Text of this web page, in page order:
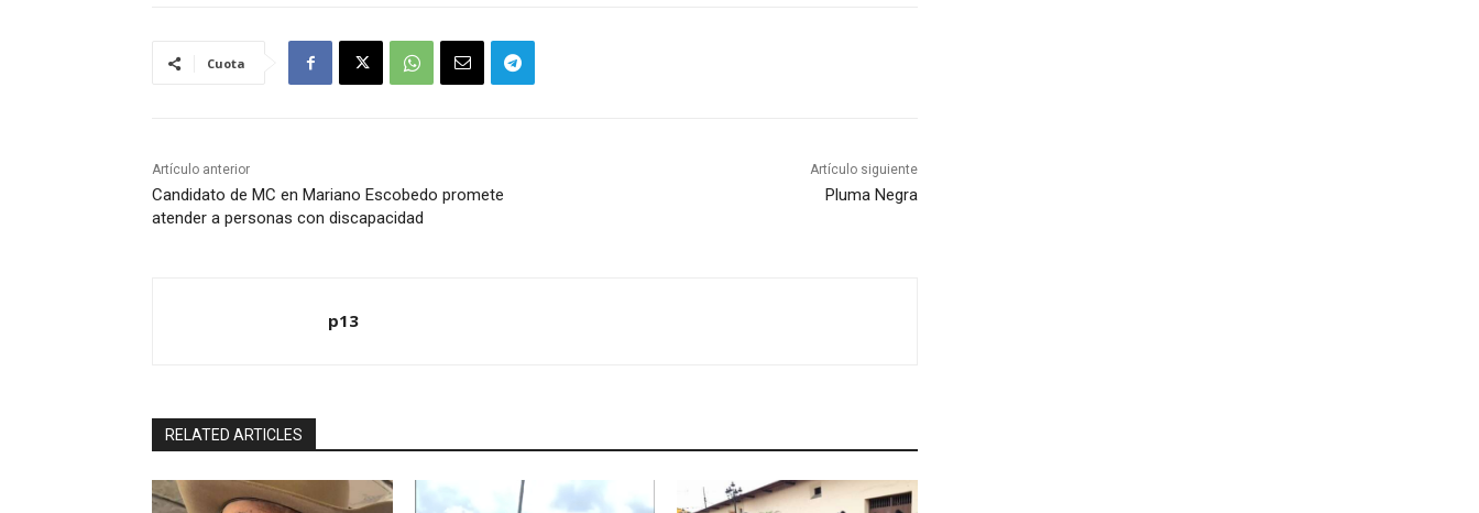
Cuota
Artículo anterior
Candidato de MC en Mariano Escobedo promete
atender a personas con discapacidad
Artículo siguiente
Pluma Negra
p13
RELATED ARTICLES